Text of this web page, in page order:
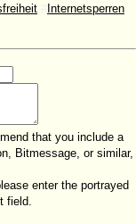
Internetsperren
that you include a
Bitmessage, or similar,
enter the portrayed
field.